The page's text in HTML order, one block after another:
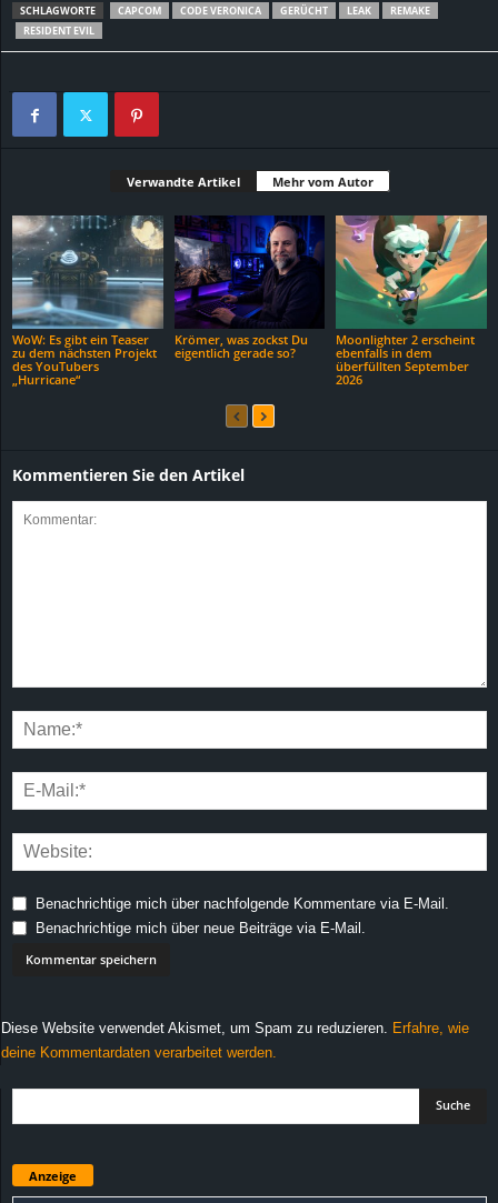
SCHLAGWORTE CAPCOM CODE VERONICA GERÜCHT LEAK
REMAKE
RESIDENT EVIL
Verwandte Artikel Mehr vom Autor
WoW: Es gibt ein Teaser
zu dem nächsten Projekt
des YouTubers
„Hurricane“
Krömer, was zockst Du
eigentlich gerade so?
Moonlighter 2 erscheint
ebenfalls in dem
überfüllten September
2026
Kommentieren Sie den Artikel
Benachrichtige mich über nachfolgende Kommentare via E-Mail.
Benachrichtige mich über neue Beiträge via E-Mail.
Diese Website verwendet Akismet, um Spam zu reduzieren.
Erfahre, wie
deine Kommentardaten verarbeitet werden.
Anzeige